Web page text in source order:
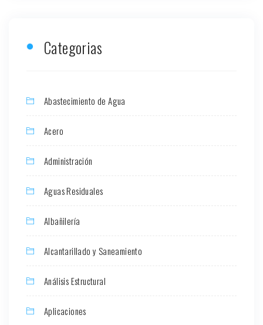
Categorias
Abastecimiento de Agua
Acero
Administración
Aguas Residuales
Albañilería
Alcantarillado y Saneamiento
Análisis Estructural
Aplicaciones